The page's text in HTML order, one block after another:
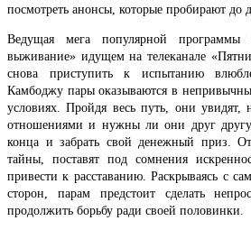
посмотреть анонсы, которые пробирают до
Ведущая мега популярной
выживание» идущем на телеканале
снова приступить к испытанию
Камбоджу пары оказываются в
условиях. Пройдя весь путь, они увидят,
отношениями и нужны ли они друг
конца и забрать свой денежный приз.
тайны, поставят под сомнения
привести к расставанию. Раскрываясь с
сторон, парам предстоит сделать
продолжить борьбу ради своей половинки.